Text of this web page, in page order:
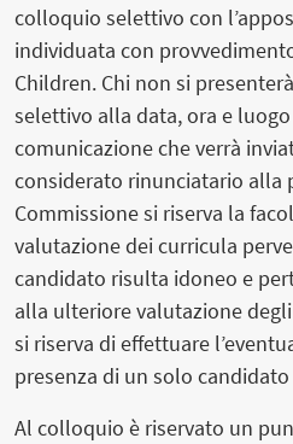
colloquio selettivo con
individuata con
Children. Chi non si
selettivo alla data, ora e
comunicazione che verrà
considerato rinunciatario alla
Commissione si riserva la
valutazione dei curricula
candidato risulta idoneo e
alla ulteriore valutazione
si riserva di effettuare
presenza di un solo
Al colloquio è riservato un